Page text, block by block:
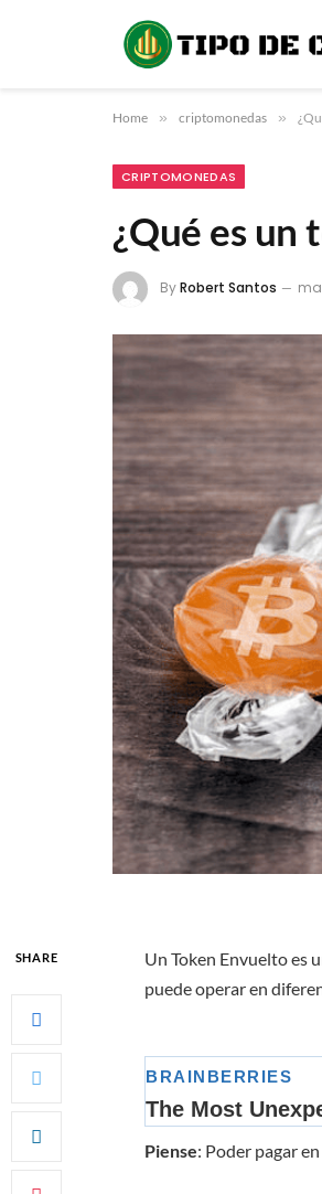
Home » criptomonedas »
CRIPTOMONEDAS
¿Qué es un
ByRobert Santos
SHARE
Un Token Envuelto es
puede operar en
Piense: Poder pagar en